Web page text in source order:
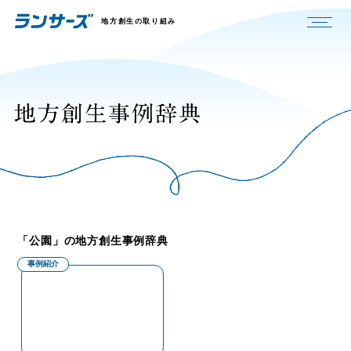
地方創生の取り組み
「公園」の地方創生事例辞典
事例紹介